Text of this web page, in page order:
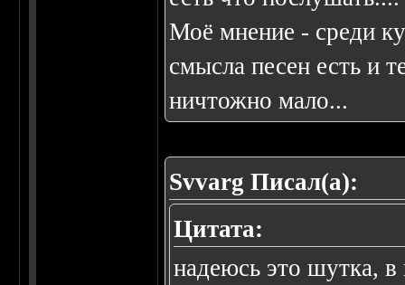
Моё мнение - среди
смысла песен есть и
ничтожно мало...
Svvarg Писал(а):
Цитата:
надеюсь это шутка, в